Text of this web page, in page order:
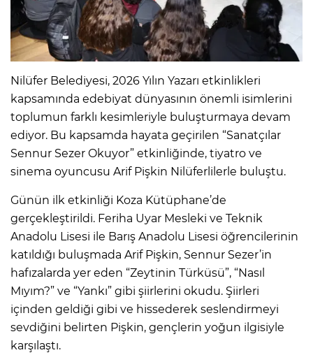
Nilüfer Belediyesi, 2026 Yılın Yazarı etkinlikleri
kapsamında edebiyat dünyasının önemli isimlerini
toplumun farklı kesimleriyle buluşturmaya devam
ediyor. Bu kapsamda hayata geçirilen “Sanatçılar
Sennur Sezer Okuyor” etkinliğinde, tiyatro ve
sinema oyuncusu Arif Pişkin Nilüferlilerle buluştu.
Günün ilk etkinliği Koza Kütüphane’de
gerçekleştirildi. Feriha Uyar Mesleki ve Teknik
Anadolu Lisesi ile Barış Anadolu Lisesi öğrencilerinin
katıldığı buluşmada Arif Pişkin, Sennur Sezer’in
hafızalarda yer eden “Zeytinin Türküsü”, “Nasıl
Mıyım?” ve “Yankı” gibi şiirlerini okudu. Şiirleri
içinden geldiği gibi ve hissederek seslendirmeyi
sevdiğini belirten Pişkin, gençlerin yoğun ilgisiyle
karşılaştı.